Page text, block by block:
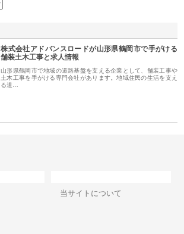
株式会社アドバンスロードが山形県鶴岡市で手がける
舗装土木工事と求人情報
山形県鶴岡市で地域の道路基盤を支える企業として、舗装工事や
土木工事を手がける専門会社があります。地域住民の生活を支え
る道…
当サイトについて